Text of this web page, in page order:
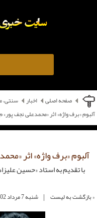
صفحه اصلی اخبار
سنتی،
آلبوم «برف واژه» اثر «محمدعلی نجف پور»
با تقدیم به استاد «حسین
آلبوم «برف واژه» اثر
« بازگشت به لیست | شنبه 7 مرداد 1402 در ساعت 0 : 0 دقیقه